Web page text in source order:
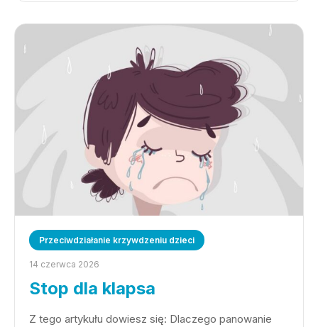
Przeciwdziałanie krzywdzeniu dzieci
14 czerwca 2026
Stop dla klapsa
Z tego artykułu dowiesz się: Dlaczego panowanie